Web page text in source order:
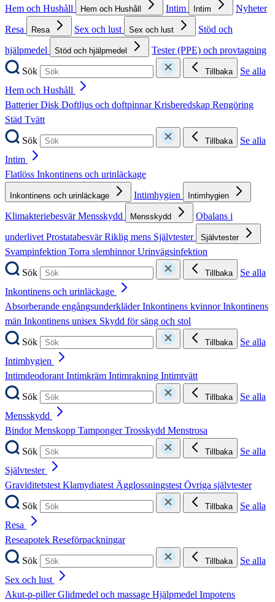
Hem och Hushåll
Hem och Hushåll Intim Intim
Nyheter
Resa
Resa Sex och lust Sex och lust
Stöd och
hjälpmedel
Stöd och hjälpmedel
Tester (PPE) och provtagning
Sök
Tillbaka
Se alla
Hem och Hushåll
BatterierDisk Doftljus och doftpinnarKrisberedskap Rengöring
Städ Tvätt
Sök
Tillbaka
Se alla
Intim
Flatlöss Inkontinens och urinläckage
Inkontinens och urinläckage Intimhygien Intimhygien
KlimakteriebesvärMensskydd Mensskydd
Obalans i
underlivetProstatabesvärRiklig mens Självtester Självtester
Svampinfektion Torra slemhinnorUrinvägsinfektion
Sök
Tillbaka
Se alla
Inkontinens och urinläckage
Absorberande engångsunderkläderInkontinens kvinnorInkontinens
män Inkontinens unisex Skydd för säng och stol
Sök
Tillbaka
Se alla
Intimhygien
IntimdeodorantIntimkräm Intimrakning Intimtvätt
Sök
Tillbaka
Se alla
Mensskydd
BindorMenskopp TampongerTrosskydd Menstrosa
Sök
Tillbaka
Se alla
Självtester
GraviditetstestKlamydiatestÄgglossningstestÖvriga självtester
Sök
Tillbaka
Se alla
Resa
Reseapotek Reseförpackningar
Sök
Tillbaka
Se alla
Sex och lust
Akut-p-pillerGlidmedel och massage Hjälpmedel Impotens